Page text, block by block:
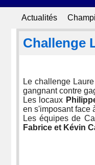
Actualités
Challenge
Le challenge
gangnant contre
Les locaux
en s'imposant face
Les équipes de
Fabrice et Kévin